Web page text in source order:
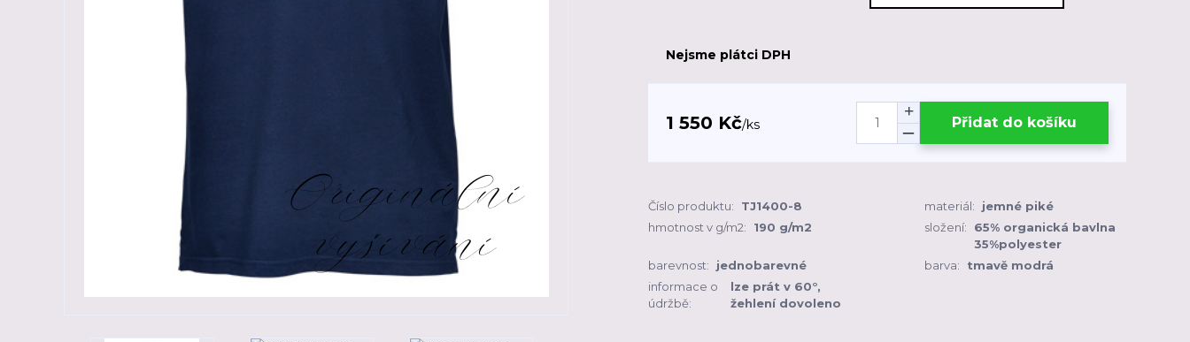
Nejsme plátci DPH
1 550 Kč/ks Přidat do košíku
Číslo produktu: TJ1400-8 materiál:
jemné piké
hmotnost v g/m2:
190 g/m2 složení:
65% organická bavlna
35%polyester
barevnost:
jednobarevné barva:
tmavě modrá
informace o
údržbě:
lze prát v 60°,
žehlení dovoleno